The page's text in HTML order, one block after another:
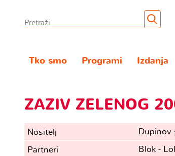
Tko smo Programi Izdanja
ZAZIV ZELENOG
Nositelj
Dupinov
Partneri
Blok -